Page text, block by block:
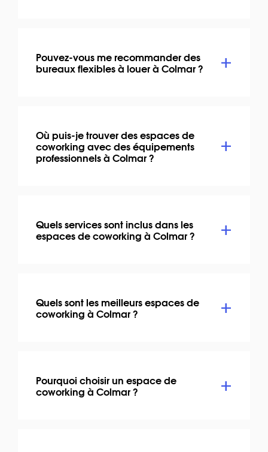
Pouvez-vous me recommander des
bureaux flexibles à louer à Colmar ?
Où puis-je trouver des espaces de
coworking avec des équipements
professionnels à Colmar ?
Quels services sont inclus dans les
espaces de coworking à Colmar ?
Quels sont les meilleurs espaces de
coworking à Colmar ?
Pourquoi choisir un espace de
coworking à Colmar ?